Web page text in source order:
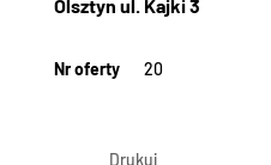
Olsztyn ul. Kajki 3
Nr oferty 20
Drukuj